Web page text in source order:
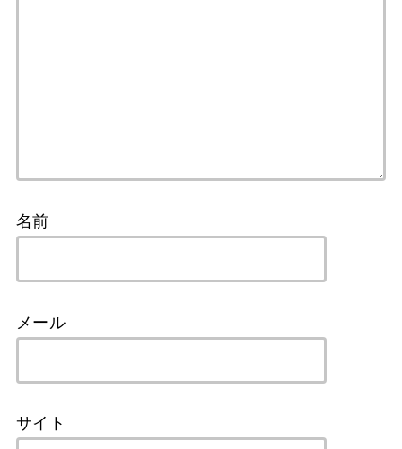
名前
メール
サイト